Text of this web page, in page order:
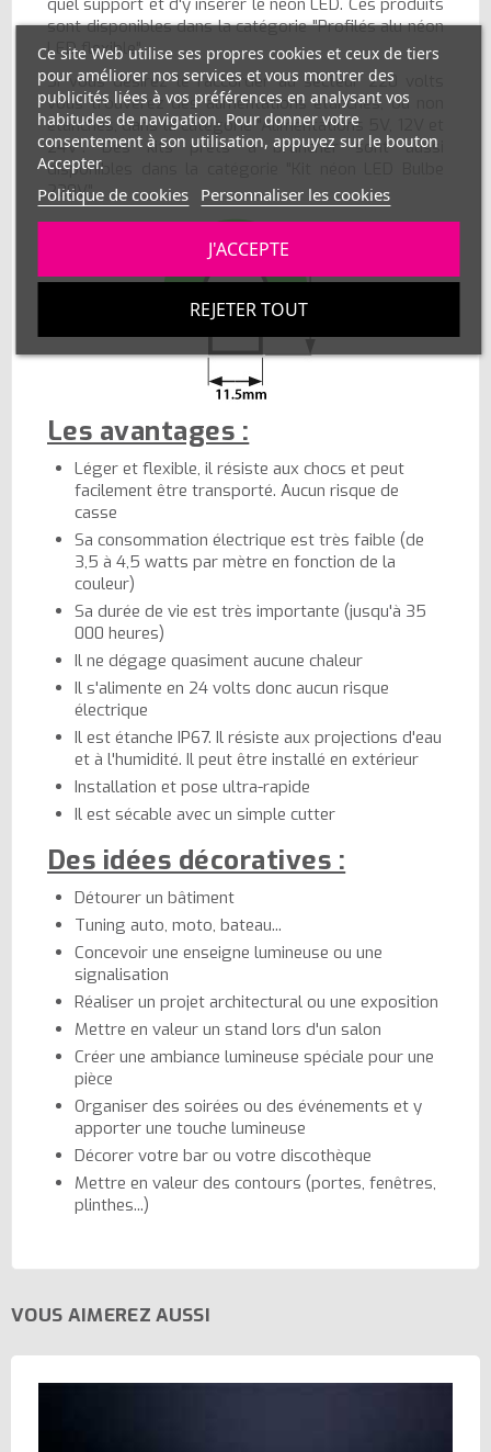
sont disponibles dans la catégorie "Profilés alu néon
LED flexible".
Si vous désirez le raccorder au secteur 220 volts
vous trouverez des alimentations étanches, ou non
étanches, dans la catégorie "Alimentations 5V, 12V et
24V". Des kits prêts à brancher sont aussi
disponibles dans la catégorie "Kit néon LED Bulbe
220V".
Les avantages :
Léger et flexible, il résiste aux chocs et peut
facilement être transporté. Aucun risque de
casse
Sa consommation électrique est très faible (de
3,5 à 4,5 watts par mètre en fonction de la
couleur)
Sa durée de vie est très importante (jusqu'à 35
000 heures)
Il ne dégage quasiment aucune chaleur
Il s'alimente en 24 volts donc aucun risque
électrique
Il est étanche IP67. Il résiste aux projections d'eau
et à l'humidité. Il peut être installé en extérieur
Installation et pose ultra-rapide
Il est sécable avec un simple cutter
Des idées décoratives :
Détourer un bâtiment
Tuning auto, moto, bateau...
Concevoir une enseigne lumineuse ou une
signalisation
Réaliser un projet architectural ou une exposition
Mettre en valeur un stand lors d'un salon
Créer une ambiance lumineuse spéciale pour une
pièce
Organiser des soirées ou des événements et y
apporter une touche lumineuse
Décorer votre bar ou votre discothèque
Mettre en valeur des contours (portes, fenêtres,
plinthes...)
VOUS AIMEREZ AUSSI
Ce site Web utilise ses propres cookies et ceux de tiers
pour améliorer nos services et vous montrer des
publicités liées à vos préférences en analysant vos
habitudes de navigation. Pour donner votre
consentement à son utilisation, appuyez sur le bouton
Accepter.
Politique de cookies Personnaliser les cookies
REJETER TOUT
J'ACCEPTE